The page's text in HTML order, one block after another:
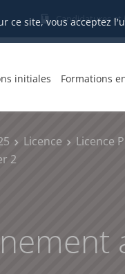
ce site, vous acceptez
Candidatures et
initiales Formations
Licence Licence
2